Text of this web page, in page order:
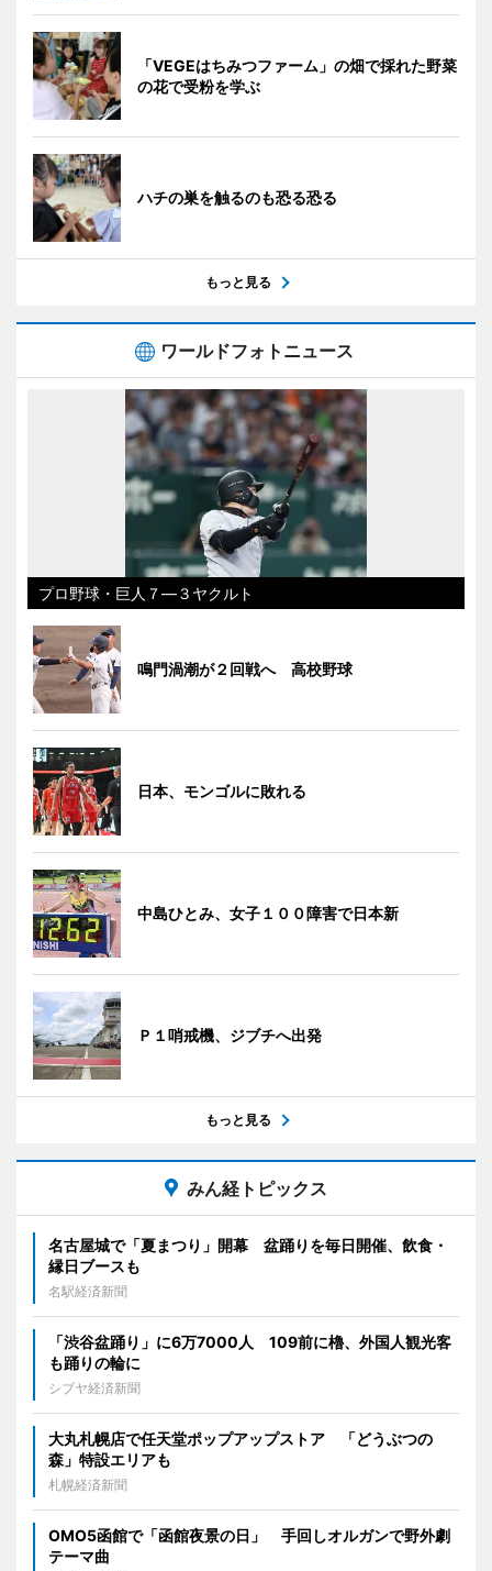
「VEGEはちみつファーム」の畑で採れた野菜
の花で受粉を学ぶ
ハチの巣を触るのも恐る恐る
もっと見る
ワールドフォトニュース
プロ野球・巨人７―３ヤクルト
鳴門渦潮が２回戦へ 高校野球
日本、モンゴルに敗れる
中島ひとみ、女子１００障害で日本新
Ｐ１哨戒機、ジブチへ出発
もっと見る
みん経トピックス
名古屋城で「夏まつり」開幕 盆踊りを毎日開催、飲食・
縁日ブースも
名駅経済新聞
「渋谷盆踊り」に6万7000人 109前に櫓、外国人観光客
も踊りの輪に
シブヤ経済新聞
大丸札幌店で任天堂ポップアップストア 「どうぶつの
森」特設エリアも
札幌経済新聞
OMO5函館で「函館夜景の日」 手回しオルガンで野外劇
テーマ曲